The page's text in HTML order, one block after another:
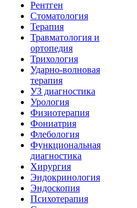
Рентген
Стоматология
Терапия
Травматология и
ортопедия
Трихология
Ударно-волновая
терапия
УЗ диагностика
Урология
Физиотерапия
Фониатрия
Флебология
Функциональная
диагностика
Хирургия
Эндокринология
Эндоскопия
Психотерапия